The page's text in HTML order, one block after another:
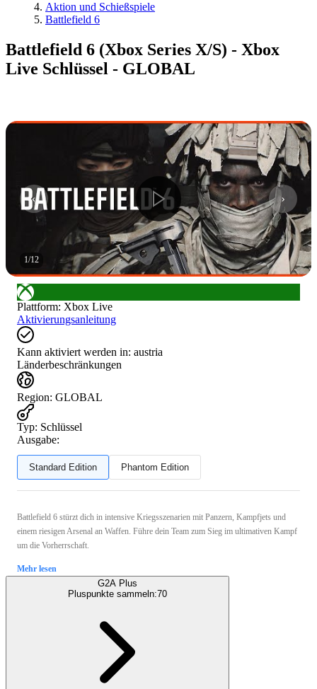
Aktion und Schießspiele
Battlefield 6
Battlefield 6 (Xbox Series X/S) - Xbox
Live Schlüssel - GLOBAL
1/12
Plattform: Xbox Live
Aktivierungsanleitung
Kann aktiviert werden in: austria
Länderbeschränkungen
Region: GLOBAL
Typ: Schlüssel
Ausgabe:
Standard Edition Phantom Edition
Battlefield 6 stürzt dich in intensive Kriegsszenarien mit Panzern, Kampfjets und
einem riesigen Arsenal an Waffen. Führe dein Team zum Sieg im ultimativen Kampf
um die Vorherrschaft.
Mehr lesen
G2A Plus
Pluspunkte sammeln:70